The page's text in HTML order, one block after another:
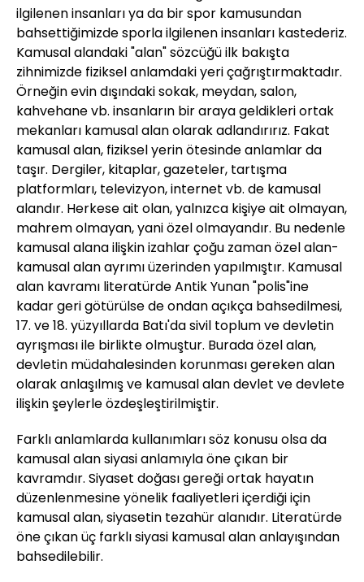
ilgilenen insanları ya da bir spor kamusundan
bahsettiğimizde sporla ilgilenen insanları kastederiz.
Kamusal alandaki "alan" sözcüğü ilk bakışta
zihnimizde fiziksel anlamdaki yeri çağrıştırmaktadır.
Örneğin evin dışındaki sokak, meydan, salon,
kahvehane vb. insanların bir araya geldikleri ortak
mekanları kamusal alan olarak adlandırırız. Fakat
kamusal alan, fiziksel yerin ötesinde anlamlar da
taşır. Dergiler, kitaplar, gazeteler, tartışma
platformları, televizyon, internet vb. de kamusal
alandır. Herkese ait olan, yalnızca kişiye ait olmayan,
mahrem olmayan, yani özel olmayandır. Bu nedenle
kamusal alana ilişkin izahlar çoğu zaman özel alan-
kamusal alan ayrımı üzerinden yapılmıştır. Kamusal
alan kavramı literatürde Antik Yunan "polis"ine
kadar geri götürülse de ondan açıkça bahsedilmesi,
17. ve 18. yüzyıllarda Batı'da sivil toplum ve devletin
ayrışması ile birlikte olmuştur. Burada özel alan,
devletin müdahalesinden korunması gereken alan
olarak anlaşılmış ve kamusal alan devlet ve devlete
ilişkin şeylerle özdeşleştirilmiştir.
Farklı anlamlarda kullanımları söz konusu olsa da
kamusal alan siyasi anlamıyla öne çıkan bir
kavramdır. Siyaset doğası gereği ortak hayatın
düzenlenmesine yönelik faaliyetleri içerdiği için
kamusal alan, siyasetin tezahür alanıdır. Literatürde
öne çıkan üç farklı siyasi kamusal alan anlayışından
bahsedilebilir.